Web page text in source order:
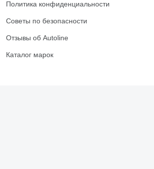
Политика конфиденциальности
Советы по безопасности
Отзывы об Autoline
Каталог марок